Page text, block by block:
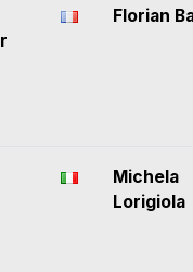
Florian
Michela
Lorigiola